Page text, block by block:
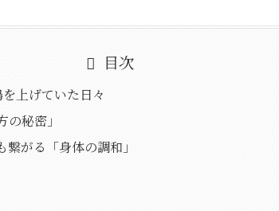
目次
上げていた日々
秘密」
がる「身体の調和」